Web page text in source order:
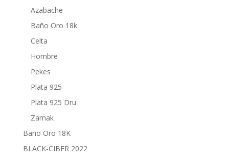
Azabache
Baño Oro 18k
Celta
Hombre
Pekes
Plata 925
Plata 925 Dru
Zamak
Baño Oro 18K
BLACK-CIBER 2022